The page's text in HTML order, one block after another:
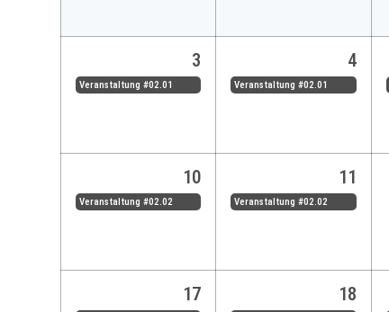
3
Veranstaltung #02.01
4
Veranstaltung #02.01
10
Veranstaltung #02.02
11
Veranstaltung #02.02
17 18